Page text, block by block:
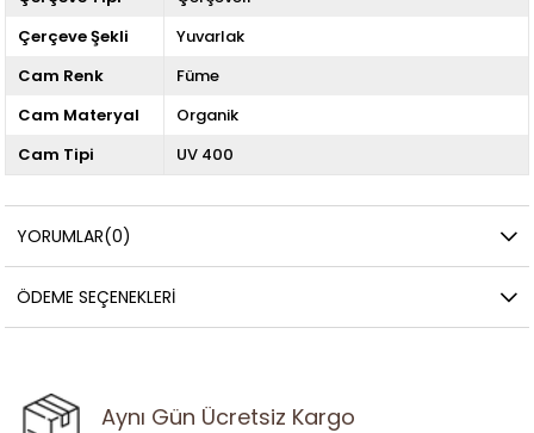
Çerçeve Şekli
Yuvarlak
Cam Renk
Füme
Cam Materyal
Organik
Cam Tipi
UV 400
YORUMLAR(0)
ÖDEME SEÇENEKLERI
Aynı Gün Ücretsiz Kargo